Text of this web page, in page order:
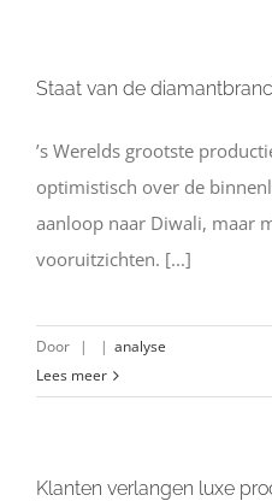
Staat van de
’s Werelds grootste
optimistisch over de
aanloop naar Diwali, maar
vooruitzichten. [...]
Door | | analyse
Lees meer
Klanten verlangen luxe